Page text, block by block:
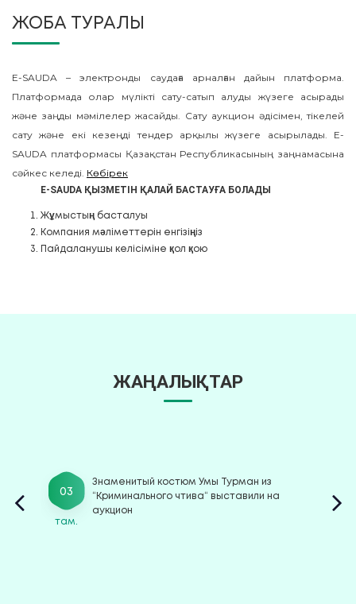
E-SAUDA ҚЫЗМЕТІН ҚАЛАЙ БАСТАУҒА БОЛАДЫ
Жұмыстың басталуы
Компания мәліметтерін енгізіңіз
Пайдаланушы келісіміне қол қою
ЖОБА ТУРАЛЫ
E-SAUDA – электронды саудаға арналған дайын платформа.
Платформада олар мүлікті сату-сатып алуды жүзеге асырады
және заңды мәмілелер жасайды. Сату аукцион әдісімен, тікелей
сату және екі кезеңді тендер арқылы жүзеге асырылады. E-
SAUDA платформасы Қазақстан Республикасының заңнамасына
сәйкес келеді. Көбірек
ЖАҢАЛЫҚТАР
03
там.
Знаменитый костюм Умы Турман из
“Криминального чтива“ выставили на
аукцион